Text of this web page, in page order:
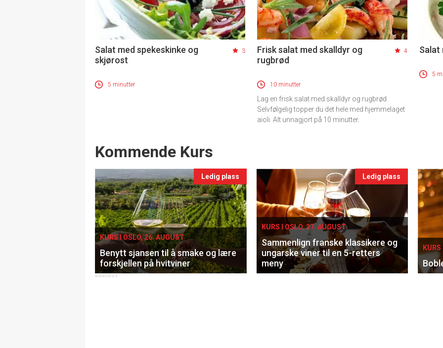
Salat med spekeskinke og
skjørost
3
5 minutter
Frisk salat med skalldyr og
rugbrød
4
10 minutter
Lag en frisk salat med skalldyr og rugbrød.
Selvfølgelig topper du det hele med hjemmelaget
aioli. Alt unnagjort på 10 minutter.
Salat
5
Events
Kommende Kurs
Ledig plass
KURS I OSLO, 26. AUGUST
Benytt sjansen til å smake og lære
forskjellen på hvitviner
Ledig plass
KURS I OSLO, 27. AUGUST
Sammenlign franske klassikere og
ungarske viner til en 5-retters
meny